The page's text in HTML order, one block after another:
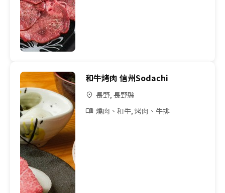
和牛烤肉 信州Sodachi
長野, 長野縣
燒肉、和牛, 烤肉、牛排